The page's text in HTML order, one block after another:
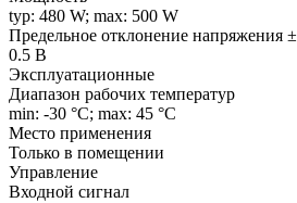
typ: 480 W; max: 500 W
Предельное отклонение напряжения ±
0.5 В
Эксплуатационные
Диапазон рабочих температур
min: -30 °C; max: 45 °C
Место применения
Только в помещении
Управление
Входной сигнал